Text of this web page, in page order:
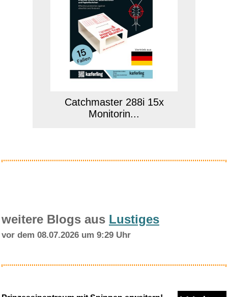
Catchmaster 288i 15x
Monitorin...
weitere Blogs aus Lustiges
vor dem 08.07.2026 um 9:29 Uhr